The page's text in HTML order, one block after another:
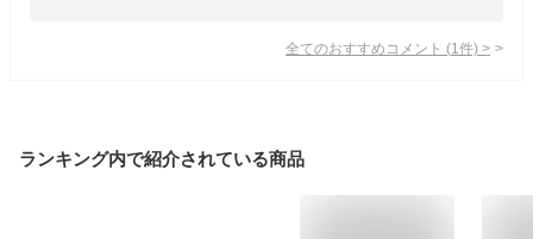
全てのおすすめコメント (1 件) >
ランキング内で紹介されている商品